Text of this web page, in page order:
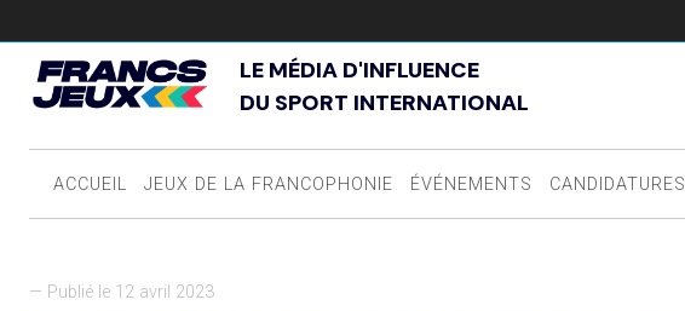
LE MÉDIA D'INFLUENCE
DU SPORT INTERNATIONAL
ACCUEIL JEUX DE LA FRANCOPHONIE ÉVÉNEMENTS CANDIDATURES
— Publié le 12 avril 2023